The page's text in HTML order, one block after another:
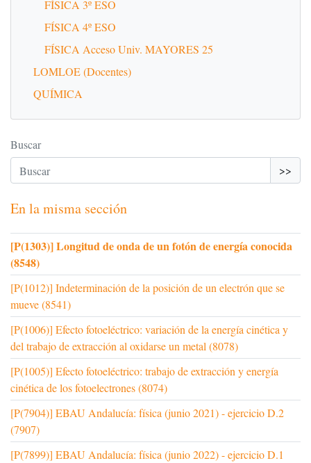
FÍSICA 3º ESO
FÍSICA 4º ESO
FÍSICA Acceso Univ. MAYORES 25
LOMLOE (Docentes)
QUÍMICA
Buscar
>>
En la misma sección
[P(1303)] Longitud de onda de un fotón de energía conocida
(8548)
[P(1012)] Indeterminación de la posición de un electrón que se
mueve (8541)
[P(1006)] Efecto fotoeléctrico: variación de la energía cinética y
del trabajo de extracción al oxidarse un metal (8078)
[P(1005)] Efecto fotoeléctrico: trabajo de extracción y energía
cinética de los fotoelectrones (8074)
[P(7904)] EBAU Andalucía: física (junio 2021) - ejercicio D.2
(7907)
[P(7899)] EBAU Andalucía: física (junio 2022) - ejercicio D.1